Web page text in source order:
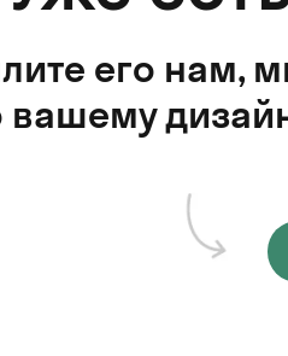
его нам,
вашему